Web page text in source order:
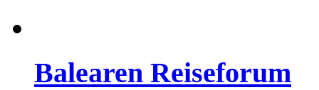
Balearen Reiseforum